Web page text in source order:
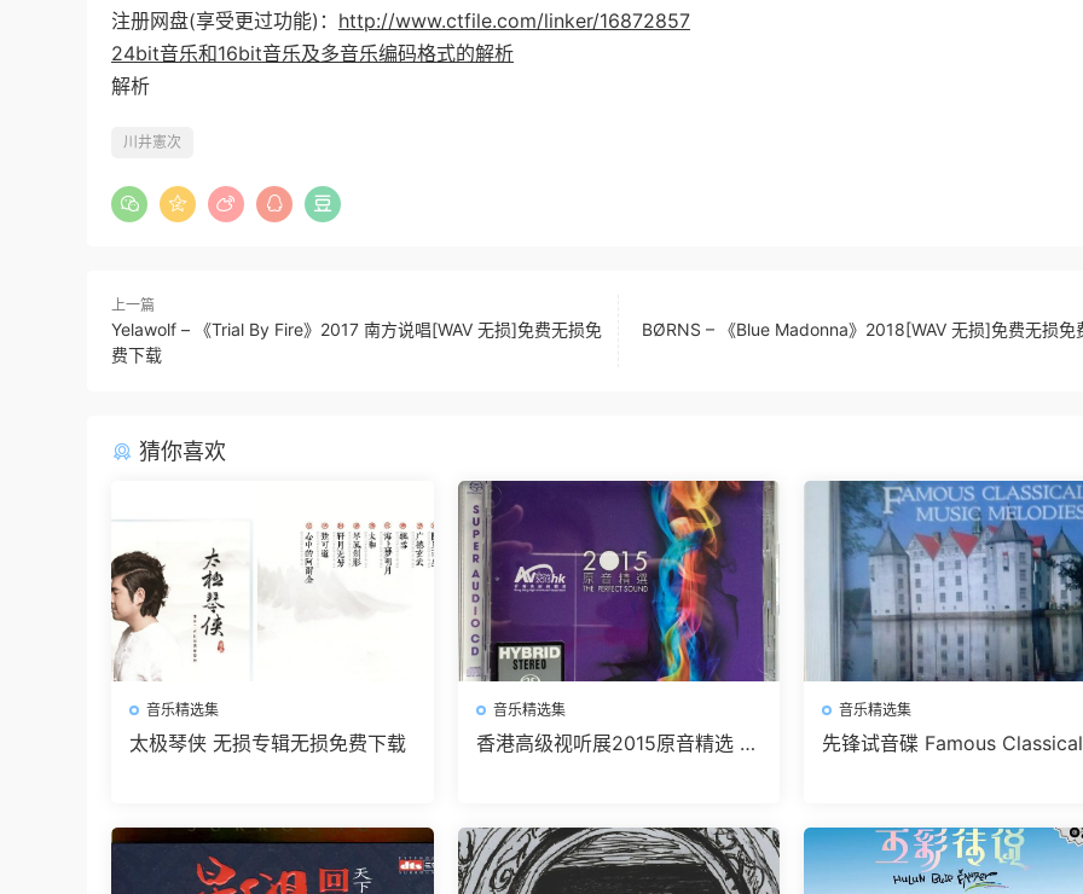
注册网盘(享受更过功能)： http://www.ctfile.com/linker/16872857
24bit音乐和16bit音乐及多音乐编码格式的解析
解析
川井憲次
上一篇
Yelawolf – 《Trial By Fire》2017 南方说唱[WAV 无损]免费无损免
费下载
BØRNS – 《Blue Madonna》2018[WAV 无损]免费无损免
猜你喜欢
音乐精选集
太极琴侠 无损专辑无损免费下载
音乐精选集
香港高级视听展2015原音精选 无
音乐精选集
先锋试音碟 Famous